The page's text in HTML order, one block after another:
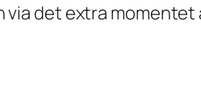
det extra